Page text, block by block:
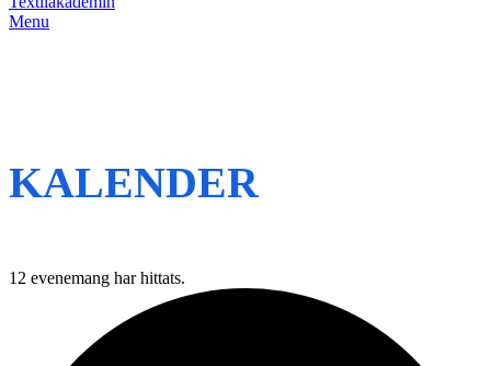
Menu
KALENDER
12 evenemang har hittats.